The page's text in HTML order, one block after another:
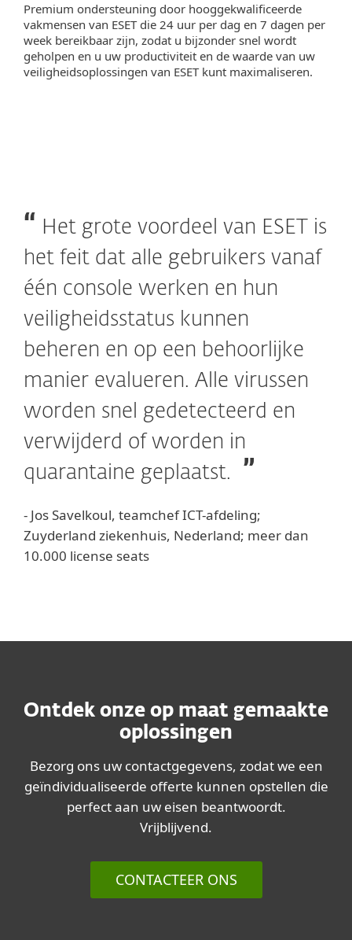
Premium ondersteuning door hooggekwalificeerde
vakmensen van ESET die 24 uur per dag en 7 dagen per
week bereikbaar zijn, zodat u bijzonder snel wordt
geholpen en u uw productiviteit en de waarde van uw
veiligheidsoplossingen van ESET kunt maximaliseren.
Het grote voordeel van ESET is
het feit dat alle gebruikers vanaf
één console werken en hun
veiligheidsstatus kunnen
beheren en op een behoorlijke
manier evalueren. Alle virussen
worden snel gedetecteerd en
verwijderd of worden in
quarantaine geplaatst.
- Jos Savelkoul, teamchef ICT-afdeling;
Zuyderland ziekenhuis, Nederland; meer dan
10.000 license seats
Ontdek onze op maat gemaakte
oplossingen
Bezorg ons uw contactgegevens, zodat we een
geïndividualiseerde offerte kunnen opstellen die
perfect aan uw eisen beantwoordt.
Vrijblijvend.
CONTACTEER ONS